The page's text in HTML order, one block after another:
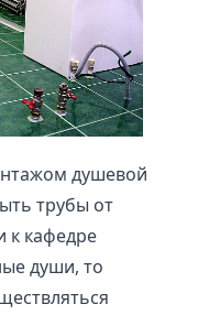
душевой
трубы от
к кафедре
души, то